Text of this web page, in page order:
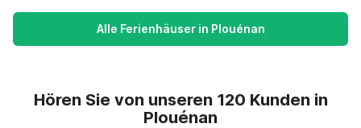
Alle Ferienhäuser in Plouénan
Hören Sie von unseren 120 Kunden in
Plouénan